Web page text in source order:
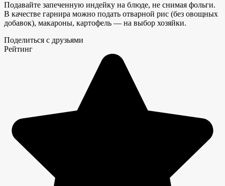
Подавайте запеченную индейку на блюде, не снимая фольги.
В качестве гарнира можно подать отварной рис (без овощных
добавок), макароны, картофель — на выбор хозяйки.
Поделиться с друзьями
Рейтинг